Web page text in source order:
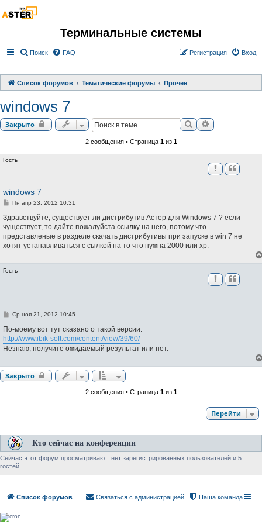
Терминальные системы
Поиск FAQ Вход
Регистрация
Список форумов Тематические форумы Прочее
windows 7
Закрыто ПоискРасширенный
2 сообщения • Страница 1из 1
Гость
windows 7
С
о
б
щ
е
н
Пн апр 23, 2012 10:31
Здравствуйте, существует ли дистрибутив Астер для Windows 7 ? если
чуществует, то дайте пожалуйста ссылку на него, потому что
представленые в разделе скачать дистрибутивы при запуске в win 7 не
хотят устанавливаться с сылкой на то что нужна 2000 или хр.
Гость
С
о
б
щ
е
е
Ср ноя 21, 2012 10:45
По-моему вот тут сказано о такой версии.
http://www.ibik-soft.com/content/view/39/60/
Незнаю, получите ожидаемый результат или нет.
Закрыто
2 сообщения • Страница 1из 1
Перейти
Кто сейчас на конференции
Сейчас этот форум просматривают: нет зарегистрированных пользователей и 5
гостей
Список форумов Наша команда
Связаться с администрацией